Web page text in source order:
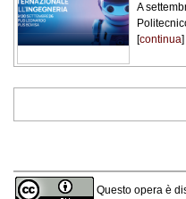
A
[continua]
Questo opera è